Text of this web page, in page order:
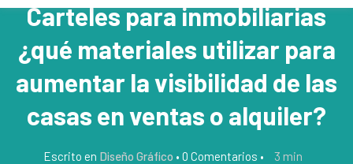
Carteles para inmobiliarias
¿qué materiales utilizar para
aumentar la visibilidad de las
casas en ventas o alquiler?
Escrito en Diseño Gráfico • 0 Comentarios • 3 min